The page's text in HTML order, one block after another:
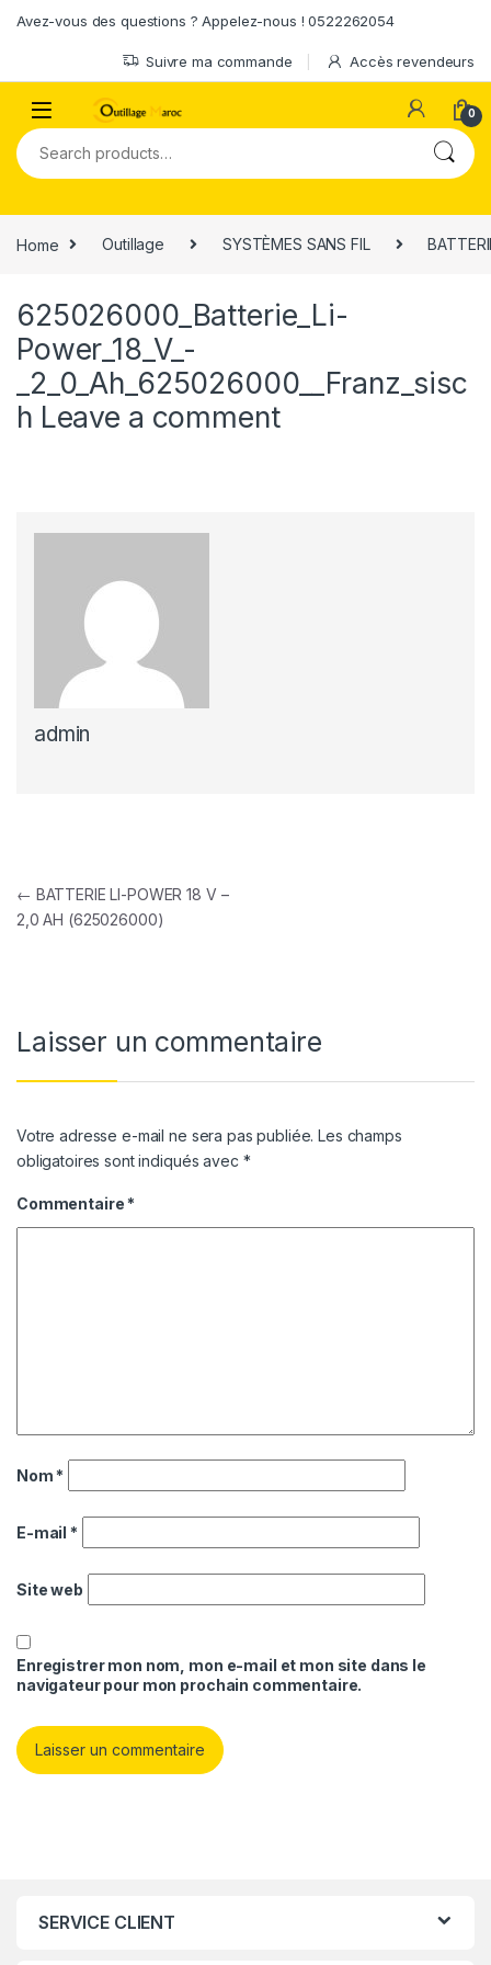
Avez-vous des questions ? Appelez-nous ! 0522262054
Suivre ma commande Accès revendeurs
0
Search for:
Home Outillage SYSTÈMES SANS FIL
625026000_Batterie_Li-
Power_18_V_-
_2_0_Ah_625026000__Franz_sisc
h Leave a comment
admin
Navigation de l’article
← BATTERIE LI-POWER 18 V –
2,0 AH (625026000)
Laisser un commentaire
Votre adresse e-mail ne sera pas publiée. Les champs
obligatoires sont indiqués avec *
Commentaire *
Nom *
E-mail *
Site web
Enregistrer mon nom, mon e-mail et mon site dans le
navigateur pour mon prochain commentaire.
SERVICE CLIENT